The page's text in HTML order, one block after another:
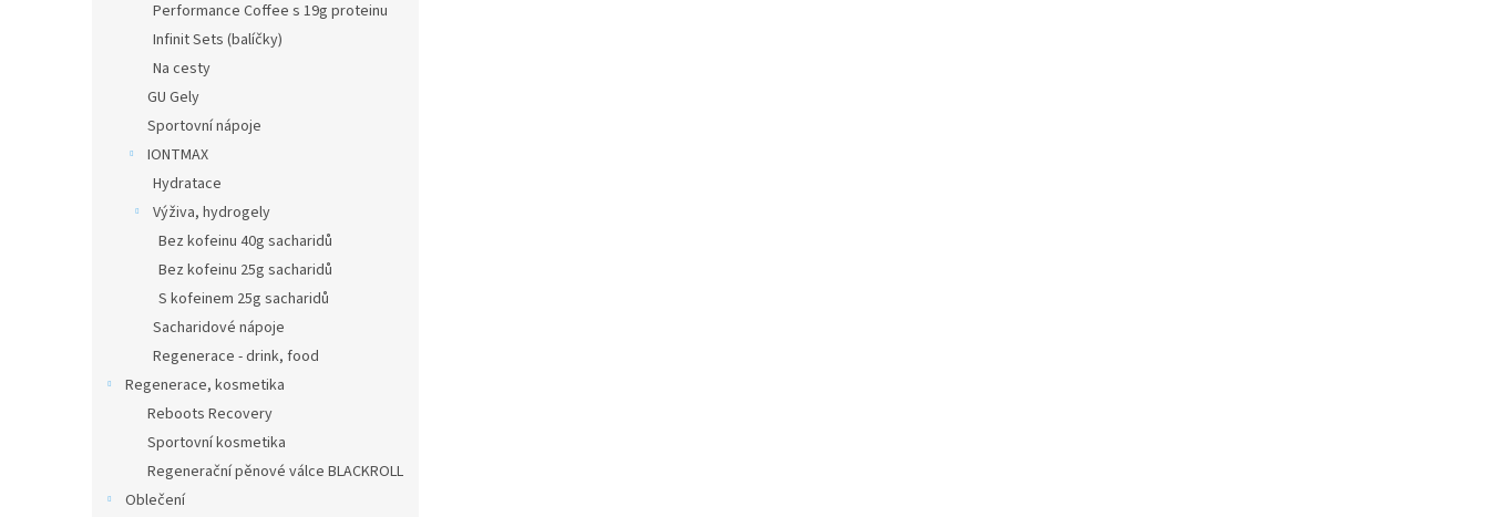
Performance Coffee s 19g proteinu
Infinit Sets (balíčky)
Na cesty
GU Gely
Sportovní nápoje
IONTMAX
Hydratace
Výživa, hydrogely
Bez kofeinu 40g sacharidů
Bez kofeinu 25g sacharidů
S kofeinem 25g sacharidů
Sacharidové nápoje
Regenerace - drink, food
Regenerace, kosmetika
Reboots Recovery
Sportovní kosmetika
Regenerační pěnové válce BLACKROLL
Oblečení